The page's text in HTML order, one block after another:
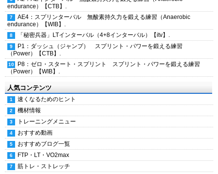
endurance）【CTB】.
AE4：スプリンターバル 無酸素持久力を鍛える練習（Anaerobic
endurance）【WIB】.
「秘密兵器」LTインターバル（4+8インターバル）【itv】.
P1：ダッシュ（ジャンプ） スプリント・パワーを鍛える練習
（Power）【CTB】.
P8：ゼロ・スタート・スプリント スプリント・パワーを鍛える練習
（Power）【WIB】.
人気コンテンツ
速くなるためのヒント
機材情報
トレーニングメニュー
おすすめ動画
おすすめブログ一覧
FTP・LT・VO2max
筋トレ・ストレッチ